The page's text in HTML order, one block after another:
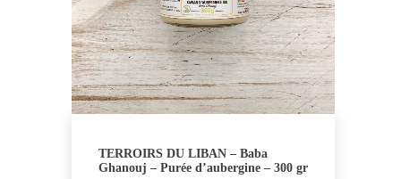
TERROIRS DU LIBAN – Baba
Ghanouj – Purée d’aubergine – 300 gr